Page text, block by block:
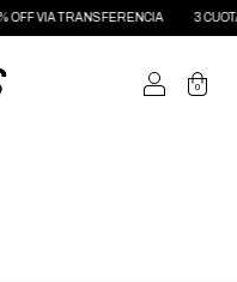
3 CUOTAS SIN
0